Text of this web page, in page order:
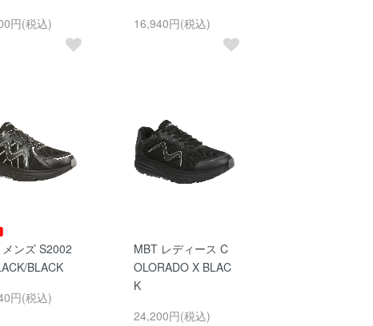
円(税込)
16,940円(税込)
ンズ S2002
BLACK
円(税込)
MBT レディース C
OLORADO X BLAC
K
24,200円(税込)